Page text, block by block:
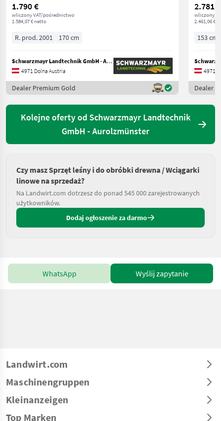
1.790 €
wliczony VAT/pośrednictwo
1.584,07 € netto
R. prod. 2001 170 cm
Schwarzmayr Landtechnik GmbH - Aurolzmünster
4971 Dolna Austria
Dealer Premium Gold
2.781 €
wliczony
2.461,06 €
153 cm
4971
Dealer
Kolejne oferty od Schwarzmayr Landtechnik
GmbH - Aurolzmünster
Czy masz Sprzęt leśny i do obróbki drewna / Wciągarki
linowe na sprzedaż?
Na Landwirt.com dotrzesz do ponad 545 000 zarejestrowanych
użytkowników.
Dodaj ogłoszenie za darmo
WhatsApp Wyślij zapytanie
Landwirt.com
Maschinengruppen
Kleinanzeigen
Top Marken